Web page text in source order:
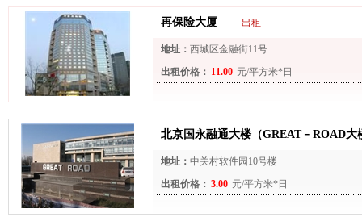
再保险大厦 出租
地址： 西城区金融街11号
出租价格： 11.00 元/平方米*日
北京国永融通大楼（GREAT－ROAD大
地址： 中关村软件园10号楼
出租价格： 3.00 元/平方米*日